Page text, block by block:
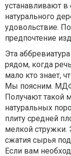
устанавливают
натурального
удовольствие.
предпочтение
Эта
рядом, когда
мало кто знает,
Мы поясним. МДФ
Получают такой
натуральных
плиту средней
мелкой стружки.
сжатия сырья
Если вам